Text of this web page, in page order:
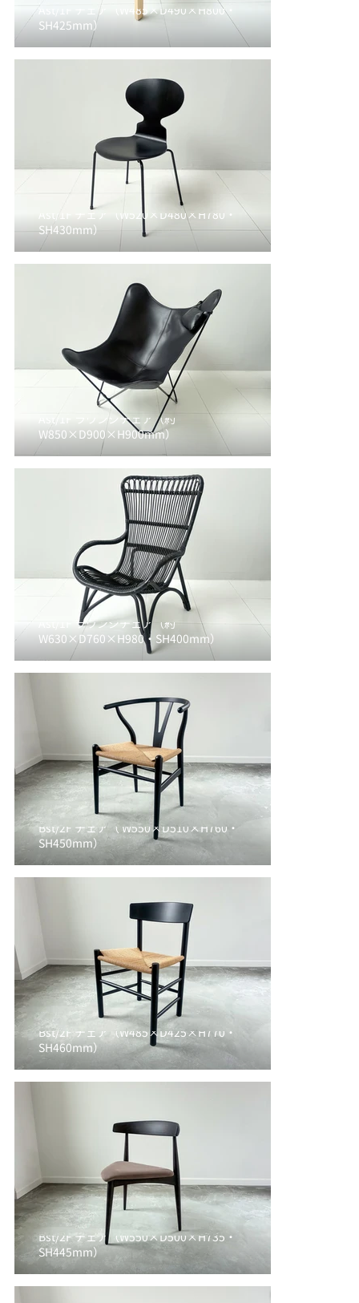
Ast/1F チェア（W485×D490×H800・
SH425mm）
Ast/1F チェア（W520×D480×H780・
SH430mm）
Ast/1F ラウンジチェア（約
W850×D900×H900mm）
Ast/1F ラウンジチェア（約
W630×D760×H980・SH400mm）
Bst/2F チェア（ W550×D510×H760・
SH450mm）
Bst/2F チェア（W485×D425×H770・
SH460mm）
Bst/2F チェア（W550×D500×H735・
SH445mm）